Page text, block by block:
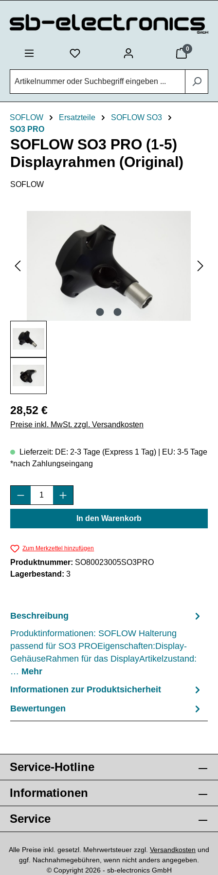
0
SOFLOW Ersatzteile
SOFLOW SO3
SO3 PRO
SOFLOW SO3 PRO (1-5)
Displayrahmen (Original)
SOFLOW
Regulärer Preis:
28,52 €
Preise inkl. MwSt. zzgl. Versandkosten
Lieferzeit: DE: 2-3 Tage (Express 1 Tag) | EU: 3-5 Tage
*nach Zahlungseingang
Produkt Anzahl: Gib den gewünschten
In den Warenkorb
Zum Merkzettel hinzufügen
Produktnummer: SO80023005SO3PRO
Lagerbestand: 3
Beschreibung
Produktinformationen: SOFLOW Halterung
passend für SO3 PROEigenschaften:Display-
GehäuseRahmen für das DisplayArtikelzustand:
… Mehr
Informationen zur Produktsicherheit
Bewertungen
Service-Hotline
Informationen
Service
Alle Preise inkl. gesetzl. Mehrwertsteuer zzgl. Versandkosten und
ggf. Nachnahmegebühren, wenn nicht anders angegeben.
© Copyright 2026 - sb-electronics GmbH